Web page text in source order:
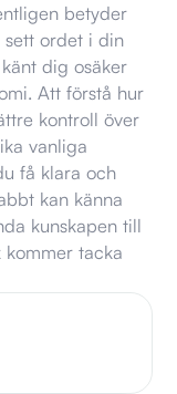
betyder
sett ordet i din
dig osäker
Att förstå hur
kontroll över
vanliga
få klara och
kan känna
kunskapen till
tacka